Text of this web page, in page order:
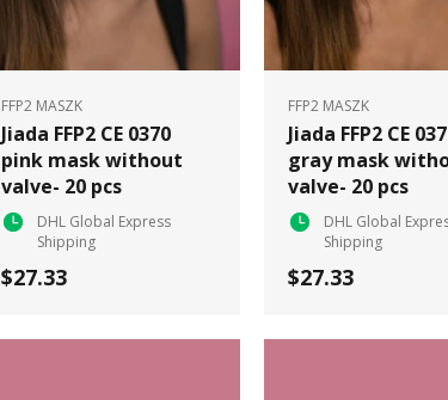
FFP2 MASZK
Jiada FFP2 CE 0370
pink mask without
valve- 20 pcs
DHL Global Express
Shipping
$27.33
FFP2 MASZK
Jiada FFP2 CE
gray mask
valve- 20 pcs
DHL Global
Shipping
$27.33